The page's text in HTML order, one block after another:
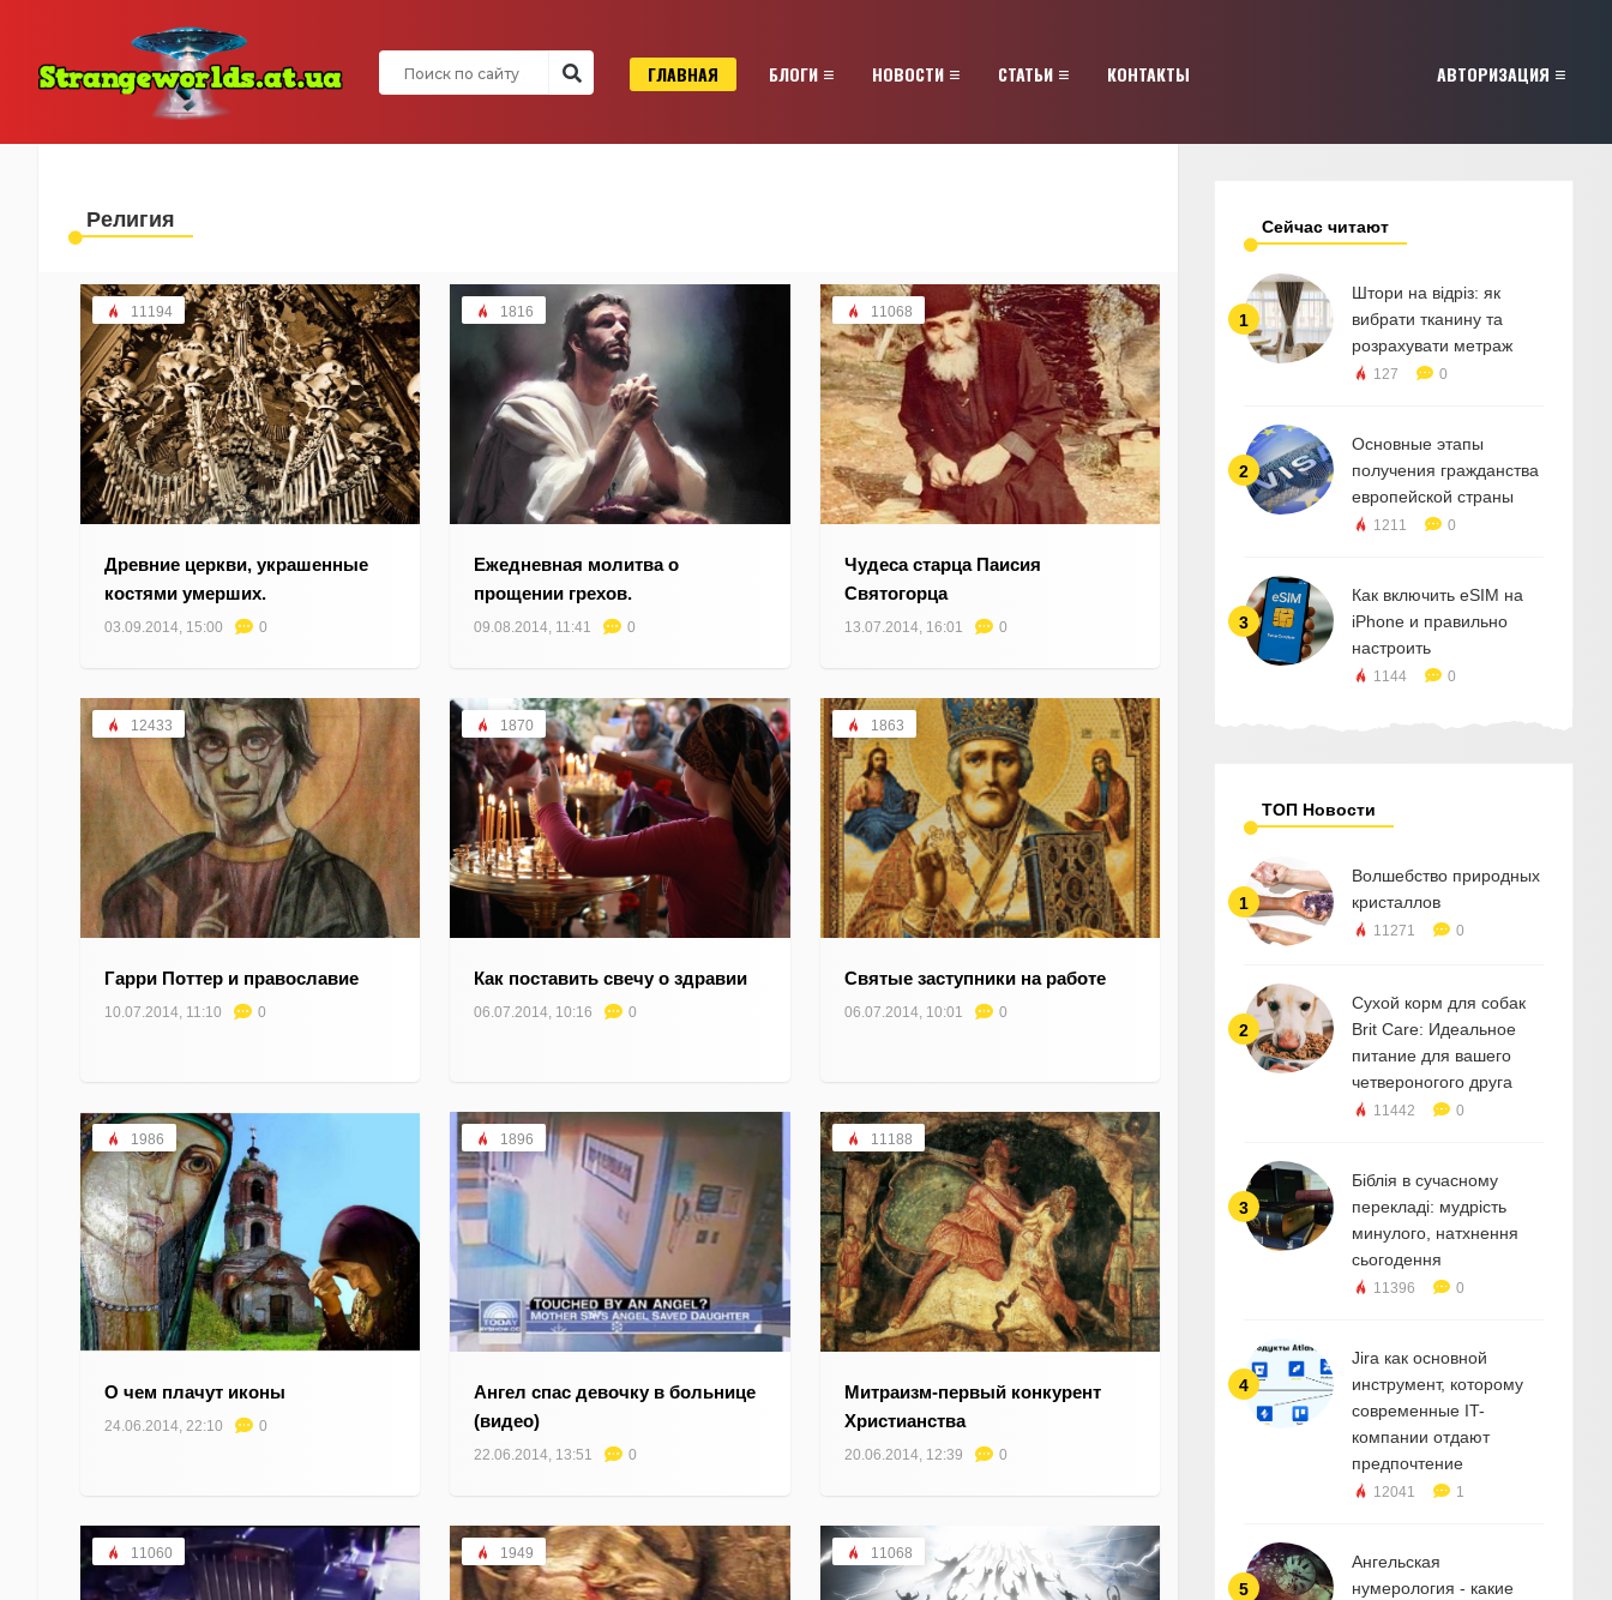
ГЛАВНАЯ БЛОГИ НОВОСТИ СТАТЬИ КОНТАКТЫ АВТОРИЗАЦИЯ
Религия
11194
Древние церкви, украшенные
костями умерших.
03.09.2014, 15:00 0
1816
Ежедневная молитва о
прощении грехов.
09.08.2014, 11:41 0
11068
Чудеса старца Паисия
Святогорца
13.07.2014, 16:01 0
12433
Гарри Поттер и православие
10.07.2014, 11:10 0
1870
Как поставить свечу о здравии
06.07.2014, 10:16 0
1863
Святые заступники на работе
06.07.2014, 10:01 0
1986
О чем плачут иконы
24.06.2014, 22:10 0
1896
Ангел спас девочку в больнице
(видео)
22.06.2014, 13:51 0
11188
Митраизм-первый конкурент
Христианства
20.06.2014, 12:39 0
11060 1949 11068
Сейчас читают
1
Штори на відріз: як
вибрати тканину та
розрахувати метраж
127 0
2
Основные этапы
получения гражданства
европейской страны
1211 0
3
Как включить eSIM на
iPhone и правильно
настроить
1144 0
ТОП Новости
1
Волшебство природных
кристаллов
11271 0
2
Сухой корм для собак
Brit Care: Идеальное
питание для вашего
четвероногого друга
11442 0
3
Біблія в сучасному
перекладі: мудрість
минулого, натхнення
сьогодення
11396 0
4
Jira как основной
инструмент, которому
современные IT-
компании отдают
предпочтение
12041 1
5
Ангельская
нумерология - какие